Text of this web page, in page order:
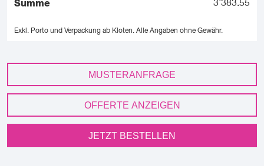
Summe 3'383.55
Exkl. Porto und Verpackung ab Kloten. Alle Angaben ohne Gewähr.
MUSTERANFRAGE
OFFERTE ANZEIGEN
JETZT BESTELLEN